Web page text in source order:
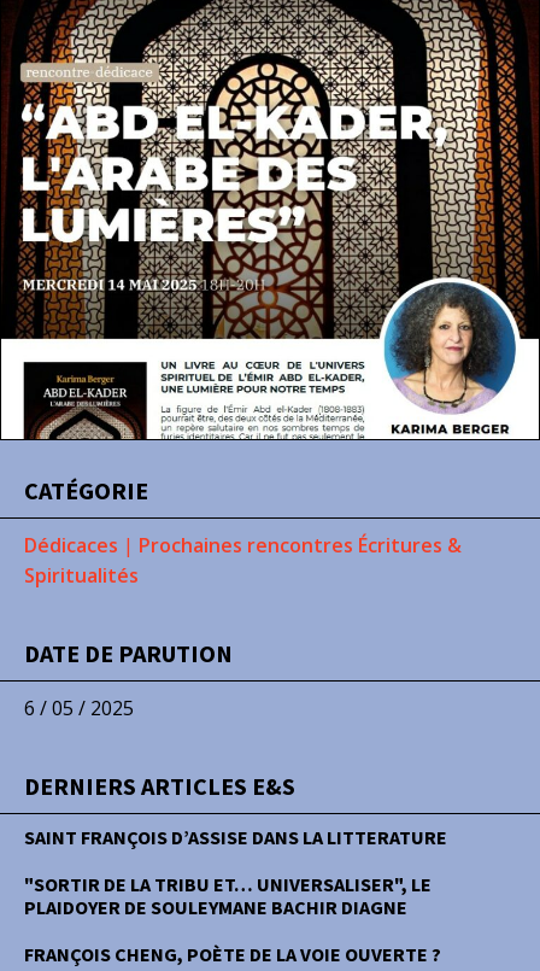
CATÉGORIE
Dédicaces | Prochaines rencontres Écritures &
Spiritualités
DATE DE PARUTION
6 / 05 / 2025
DERNIERS ARTICLES E&S
SAINT FRANÇOIS D’ASSISE DANS LA LITTERATURE
"SORTIR DE LA TRIBU ET… UNIVERSALISER", LE
PLAIDOYER DE SOULEYMANE BACHIR DIAGNE
FRANÇOIS CHENG, POÈTE DE LA VOIE OUVERTE ?